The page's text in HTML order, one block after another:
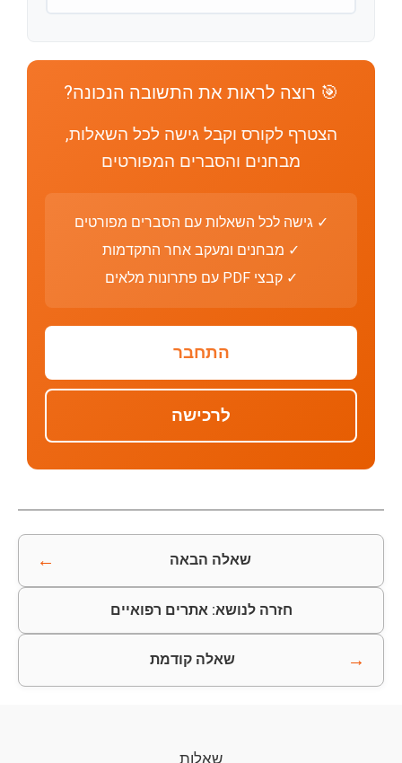
🎯 רוצה לראות את התשובה הנכונה?
הצטרף לקורס וקבל גישה לכל השאלות,
מבחנים והסברים המפורטים
✓ גישה לכל השאלות עם הסברים מפורטים
✓ מבחנים ומעקב אחר התקדמות
✓ קבצי PDF עם פתרונות מלאים
התחבר
לרכישה
שאלה הבאה ←
חזרה לנושא: אתרים רפואיים
→ שאלה קודמת
שאלות